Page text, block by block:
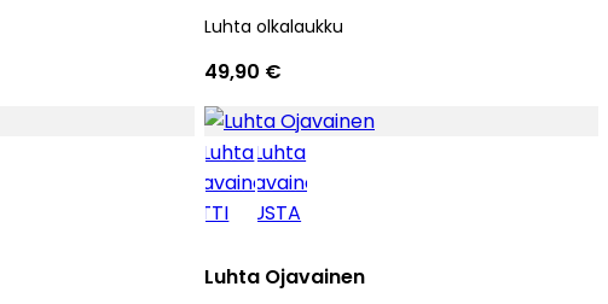
Luhta olkalaukku
49,90 €
Luhta Ojavainen